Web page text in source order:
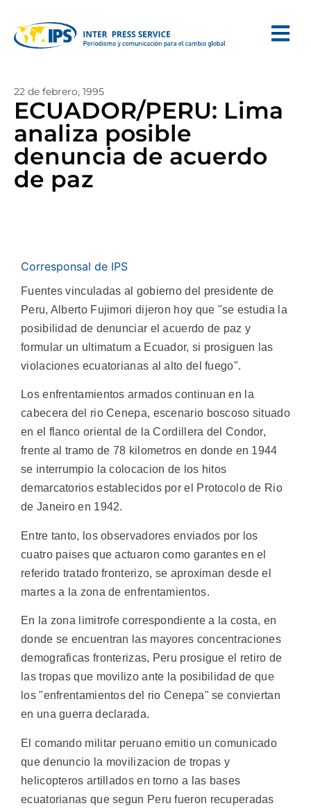
22 de febrero, 1995
ECUADOR/PERU: Lima
analiza posible
denuncia de acuerdo
de paz
Corresponsal de IPS
Fuentes vinculadas al gobierno del presidente de
Peru, Alberto Fujimori dijeron hoy que "se estudia la
posibilidad de denunciar el acuerdo de paz y
formular un ultimatum a Ecuador, si prosiguen las
violaciones ecuatorianas al alto del fuego".
Los enfrentamientos armados continuan en la
cabecera del rio Cenepa, escenario boscoso situado
en el flanco oriental de la Cordillera del Condor,
frente al tramo de 78 kilometros en donde en 1944
se interrumpio la colocacion de los hitos
demarcatorios establecidos por el Protocolo de Rio
de Janeiro en 1942.
Entre tanto, los observadores enviados por los
cuatro paises que actuaron como garantes en el
referido tratado fronterizo, se aproximan desde el
martes a la zona de enfrentamientos.
En la zona limitrofe correspondiente a la costa, en
donde se encuentran las mayores concentraciones
demograficas fronterizas, Peru prosigue el retiro de
las tropas que movilizo ante la posibilidad de que
los "enfrentamientos del rio Cenepa" se conviertan
en una guerra declarada.
El comando militar peruano emitio un comunicado
que denuncio la movilizacion de tropas y
helicopteros artillados en torno a las bases
ecuatorianas que segun Peru fueron recuperadas